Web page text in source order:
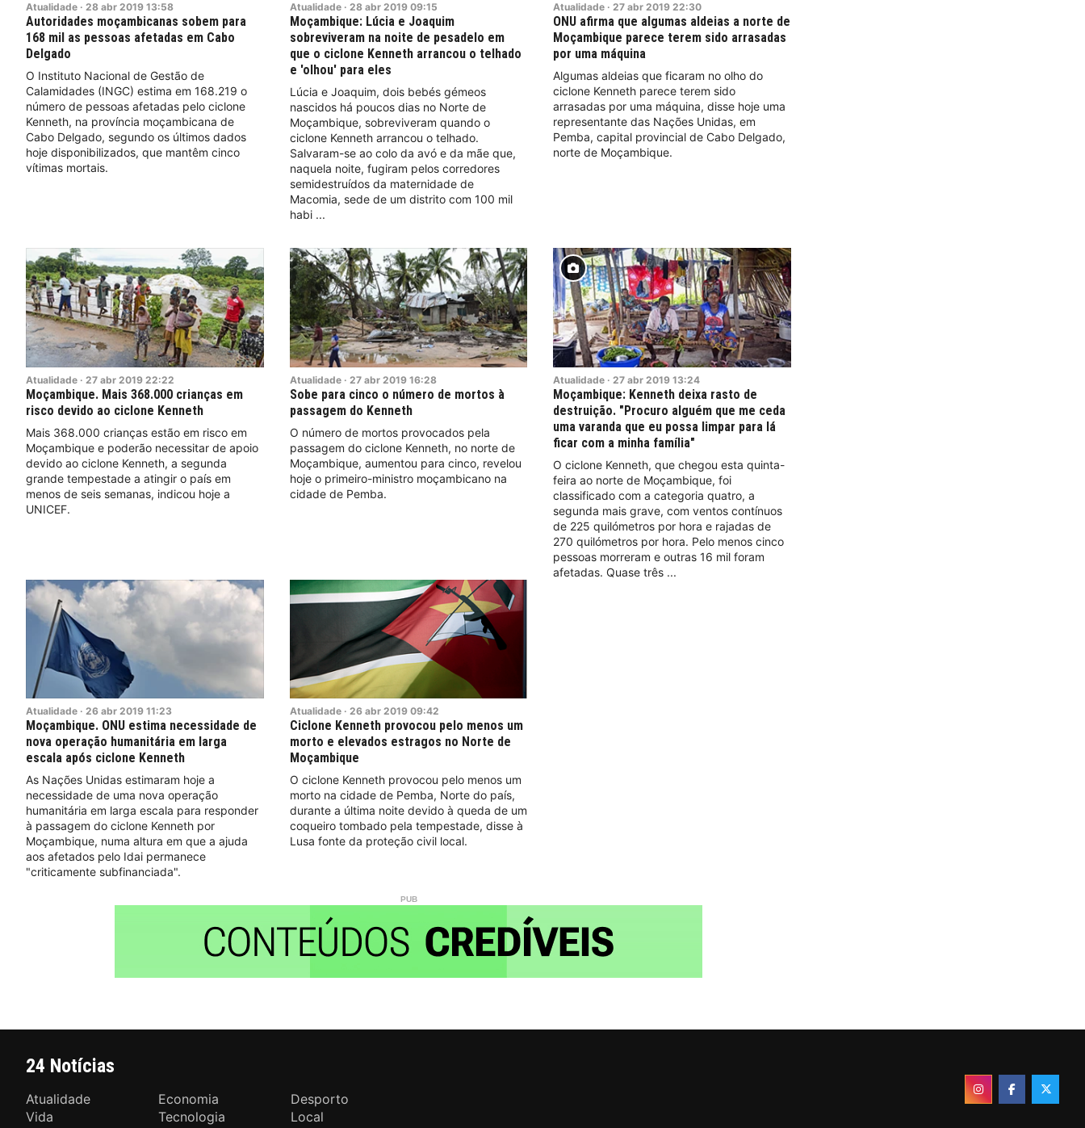
Atualidade · 28 abr 2019 13:58
Autoridades moçambicanas sobem para
168 mil as pessoas afetadas em Cabo
Delgado
O Instituto Nacional de Gestão de
Calamidades (INGC) estima em 168.219 o
número de pessoas afetadas pelo ciclone
Kenneth, na província moçambicana de
Cabo Delgado, segundo os últimos dados
hoje disponibilizados, que mantêm cinco
vítimas mortais.
Atualidade · 28 abr 2019 09:15
Moçambique: Lúcia e Joaquim
sobreviveram na noite de pesadelo em
que o ciclone Kenneth arrancou o telhado
e 'olhou' para eles
Lúcia e Joaquim, dois bebés gémeos
nascidos há poucos dias no Norte de
Moçambique, sobreviveram quando o
ciclone Kenneth arrancou o telhado.
Salvaram-se ao colo da avó e da mãe que,
naquela noite, fugiram pelos corredores
semidestruídos da maternidade de
Macomia, sede de um distrito com 100 mil
habi
Atualidade · 27 abr 2019 22:30
ONU afirma que algumas aldeias a norte de
Moçambique parece terem sido arrasadas
por uma máquina
Algumas aldeias que ficaram no olho do
ciclone Kenneth parece terem sido
arrasadas por uma máquina, disse hoje uma
representante das Nações Unidas, em
Pemba, capital provincial de Cabo Delgado,
norte de Moçambique.
Atualidade · 27 abr 2019 22:22
Moçambique. Mais 368.000 crianças em
risco devido ao ciclone Kenneth
Mais 368.000 crianças estão em risco em
Moçambique e poderão necessitar de apoio
devido ao ciclone Kenneth, a segunda
grande tempestade a atingir o país em
menos de seis semanas, indicou hoje a
UNICEF.
Atualidade · 27 abr 2019 16:28
Sobe para cinco o número de mortos à
passagem do Kenneth
O número de mortos provocados pela
passagem do ciclone Kenneth, no norte de
Moçambique, aumentou para cinco, revelou
hoje o primeiro-ministro moçambicano na
cidade de Pemba.
Atualidade · 27 abr 2019 13:24
Moçambique: Kenneth deixa rasto de
destruição. "Procuro alguém que me ceda
uma varanda que eu possa limpar para lá
ficar com a minha família"
O ciclone Kenneth, que chegou esta quinta-
feira ao norte de Moçambique, foi
classificado com a categoria quatro, a
segunda mais grave, com ventos contínuos
de 225 quilómetros por hora e rajadas de
270 quilómetros por hora. Pelo menos cinco
pessoas morreram e outras 16 mil foram
afetadas. Quase três
Atualidade · 26 abr 2019 11:23
Moçambique. ONU estima necessidade de
nova operação humanitária em larga
escala após ciclone Kenneth
As Nações Unidas estimaram hoje a
necessidade de uma nova operação
humanitária em larga escala para responder
à passagem do ciclone Kenneth por
Moçambique, numa altura em que a ajuda
aos afetados pelo Idai permanece
"criticamente subfinanciada".
Atualidade · 26 abr 2019 09:42
Ciclone Kenneth provocou pelo menos um
morto e elevados estragos no Norte de
Moçambique
O ciclone Kenneth provocou pelo menos um
morto na cidade de Pemba, Norte do país,
durante a última noite devido à queda de um
coqueiro tombado pela tempestade, disse à
Lusa fonte da proteção civil local.
24 Notícias
Atualidade Economia
Desporto
Vida
Tecnologia
Local